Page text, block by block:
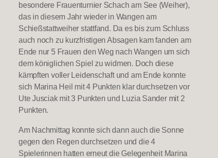
besondere Frauenturnier Schach am See (Weiher),
das in diesem Jahr wieder in Wangen am
Schießstattweiher stattfand. Da es bis zum Schluss
auch noch zu kurzfristigen Absagen kam fanden am
Ende nur 5 Frauen den Weg nach Wangen um sich
dem königlichen Spiel zu widmen. Doch diese
kämpften voller Leidenschaft und am Ende konnte
sich Marina Heil mit 4 Punkten klar durchsetzen vor
Ute Jusciak mit 3 Punkten und Luzia Sander mit 2
Punkten.
Am Nachmittag konnte sich dann auch die Sonne
gegen den Regen durchsetzen und die 4
Spielerinnen hatten erneut die Gelegenheit Marina